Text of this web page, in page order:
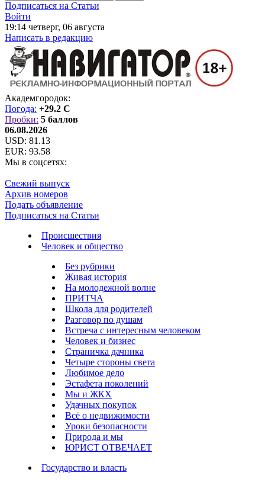
Подписаться на Статьи
Войти
19:14 четверг, 06 августа
Написать в редакцию
Академгородок:
Погода: +29.2 C
Пробки: 5 баллов
06.08.2026
USD: 81.13
EUR: 93.58
Мы в соцсетях:
Свежий выпуск
Архив номеров
Подать объявление
Подписаться на Статьи
Происшествия
Человек и общество
Без рубрики
Живая история
На молодежной волне
ПРИТЧА
Школа для родителей
Разговор по душам
Встреча с интересным человеком
Человек и бизнес
Страничка дачника
Четыре стороны света
Любимое дело
Эстафета поколений
Мы и ЖКХ
Удачных покупок
Всё о недвижимости
Уроки безопасности
Природа и мы
ЮРИСТ ОТВЕЧАЕТ
Государство и власть